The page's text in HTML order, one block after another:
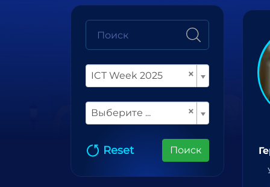
×
ICT Week 2025
×
Выберите ...
Reset Поиск